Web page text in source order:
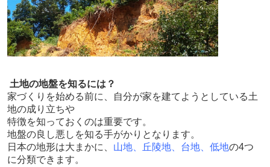
土地の地盤を知るには？
家づくりを始める前に、自分が家を建てようとしている土
地の成り立ちや
特徴を知っておくのは重要です。
地盤の良し悪しを知る手がかりとなります。
日本の地形は大まかに、 山地、丘陵地、台地、低地の4つ
に分類できます。